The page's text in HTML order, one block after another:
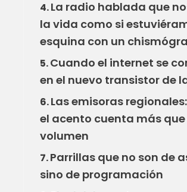
4.La radio hablada que
la vida como si
esquina con un
5.Cuando el internet se
en el nuevo transistor de
6.Las emisoras
el acento cuenta más que
volumen
7.Parrillas que no son de
sino de programación